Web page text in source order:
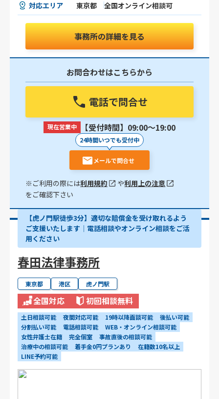
対応エリア 東京都 全国オンライン相談可
事務所の詳細を見る
お問合わせはこちらから
電話で問合せ
現在営業中 【受付時間】09:00〜19:00
24時間いつでも受付中
メールで問合せ
※ご利用の際には利用規約 や利用上の注意
をご確認下さい
【虎ノ門駅徒歩3分】適切な賠償金を受け取れるよう
ご支援いたします│電話相談やオンライン相談をご活
用ください
春田法律事務所
東京都 港区 虎ノ門駅
全国対応 初回相談無料
土日相談可能 夜間対応可能 19時以降面談可能
後払い可能
分割払い可能
電話相談可能
WEB・オンライン相談可能
女性弁護士在籍
完全個室
事故直後の相談可能
治療中の相談可能
着手金0円プランあり
在籍数10名以上
LINE予約可能